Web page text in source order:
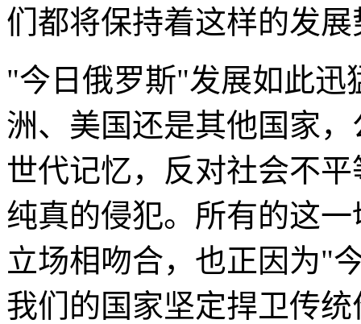
们都将保持着这样的发展
"今日俄罗斯"发展如此迅
洲、美国还是其他国家
世代记忆，反对社会不
纯真的侵犯。所有的这
立场相吻合，也正因为"
我们的国家坚定捍卫传